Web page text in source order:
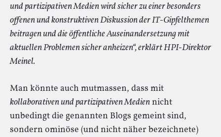
und partizipativen Medien wird sicher zu einer besonders
offenen und konstruktiven Diskussion der IT-Gipfelthemen
beitragen und die öffentliche Auseinandersetzung mit
aktuellen Problemen sicher anheizen“, erklärt HPI-Direktor
Meinel.
Man könnte auch mutmassen, dass mit
kollaborativen und partizipativen Mediennicht
unbedingt die genannten Blogs gemeint sind,
sondern ominöse (und nicht näher bezeichnete)